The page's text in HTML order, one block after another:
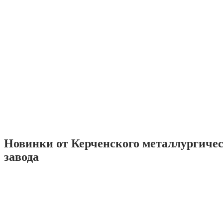
Новинки от Керченского
завода